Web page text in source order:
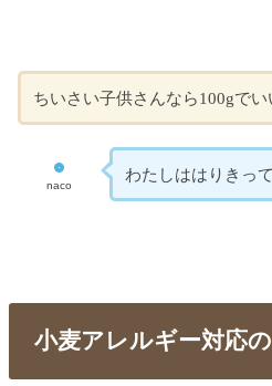
ちいさい子供さんなら100gでい
naco
わたしははりきっ
小麦アレルギー対応